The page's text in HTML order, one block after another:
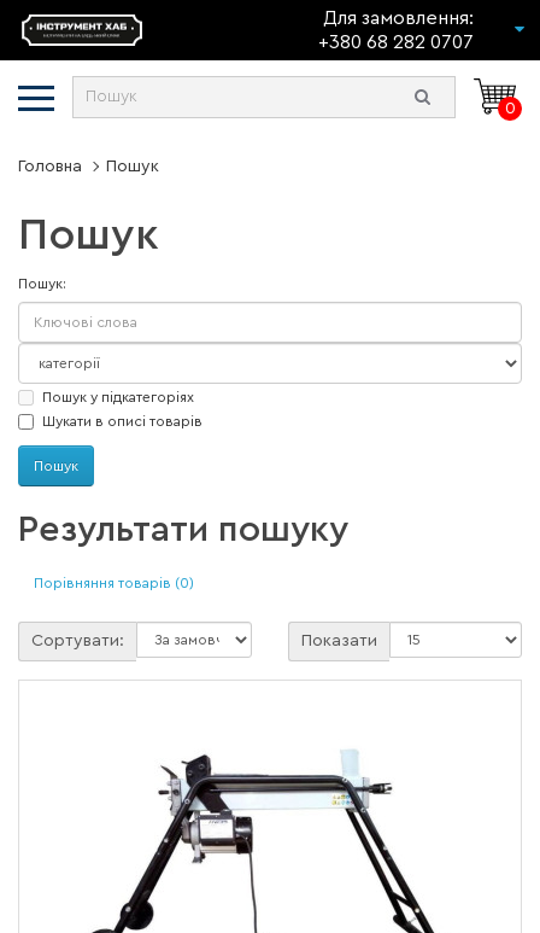
Для замовлення:
+380 68 282 0707
0
Головна Пошук
Пошук
Пошук:
Пошук у підкатегоріях
Шукати в описі товарів
Результати пошуку
Порівняння товарів (0)
Сортувати: Показати